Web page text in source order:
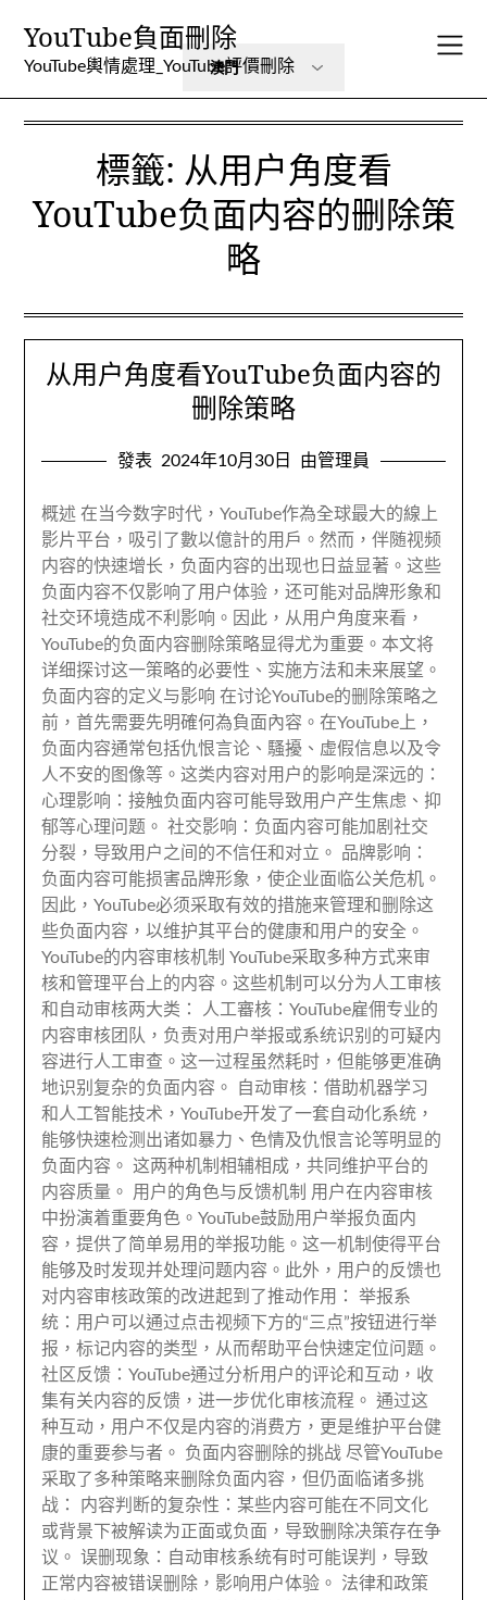
YouTube負面刪除
YouTube輿情處理_YouTube評價刪除
標籤: 从用户角度看
YouTube负面内容的删除策
略
从用户角度看YouTube负面内容的
删除策略
發表 2024年10月30日 由管理員
概述 在当今数字时代 ，YouTube作為全球最大的線上
影片平台，吸引了數以億計的用戶。然而，伴随视频
内容的快速增长 ， 负面内容的出现也日益显著 。这些
负面内容不仅影响了用户体验 ，还可能对品牌形象和
社交环境造成不利影响 。因此， 从用户角度来看 ，
YouTube的负面内容删除策略显得尤为重要 。 本文将
详细探讨这一策略的必要性 、 实施方法和未来展望 。
负面内容的定义与影响 在讨论YouTube的删除策略之
前 ，首先需要先明確何為負面內容。在YouTube上，
负面内容通常包括仇恨言论 、騷擾、 虚假信息以及令
人不安的图像等 。这类内容对用户的影响是深远的 ：
心理影响 ：接触负面内容可能导致用户产生焦虑 、抑
郁等心理问题 。社交影响 ： 负面内容可能加剧社交
分裂 ， 导致用户之间的不信任和对立 。 品牌影响 ：
负面内容可能损害品牌形象 ，使企业面临公关危机 。
因此，YouTube必须采取有效的措施来管理和删除这
些负面内容 ，以维护其平台的健康和用户的安全 。
YouTube的内容审核机制 YouTube采取多种方式来审
核和管理平台上的内容 。这些机制可以分为人工审核
和自动审核两大类 ： 人工審核：YouTube雇佣专业的
内容审核团队 ， 负责对用户举报或系统识别的可疑内
容进行人工审查 。这一过程虽然耗时 ，但能够更准确
地识别复杂的负面内容 。 自动审核 ：借助机器学习
和人工智能技术 ，YouTube开发了一套自动化系统 ，
能够快速检测出诸如暴力 、 色情及仇恨言论等明显的
负面内容 。这两种机制相辅相成 ，共同维护平台的
内容质量 。 用户的角色与反馈机制 用户在内容审核
中扮演着重要角色 。YouTube鼓励用户举报负面内
容 ，提供了简单易用的举报功能 。这一机制使得平台
能够及时发现并处理问题内容 。此外， 用户的反馈也
对内容审核政策的改进起到了推动作用
：举报系
统 ： 用户可以通过点击视频下方的“三点”按钮进行举
报 ，标记内容的类型 ， 从而帮助平台快速定位问题 。
社区反馈 ：YouTube通过分析用户的评论和互动 ， 收
集有关内容的反馈 ，进一步优化审核流程 。通过这
种互动 ， 用户不仅是内容的消费方 ， 更是维护平台健
康的重要参与者 。 负面内容删除的挑战 尽管YouTube
采取了多种策略来删除负面内容 ，但仍面临诸多挑
战 ： 内容判断的复杂性 ： 某些内容可能在不同文化
或背景下被解读为正面或负面 ， 导致删除决策存在争
议 。误删现象 ： 自动审核系统有时可能误判 ， 导致
正常内容被错误删除 ， 影响用户体验 。 法律和政策